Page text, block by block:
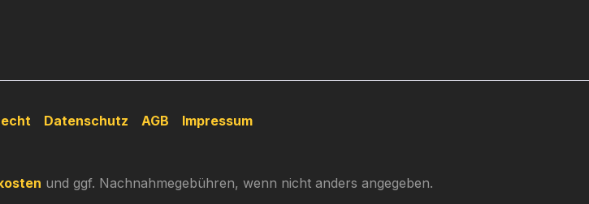
Datenschutz AGB Impressum
und ggf. Nachnahmegebühren, wenn nicht anders angegeben.